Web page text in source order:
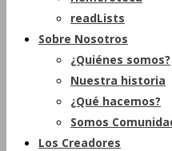
readLists
Sobre Nosotros
¿Quiénes somos?
Nuestra historia
¿Qué hacemos?
Somos
Los Creadores